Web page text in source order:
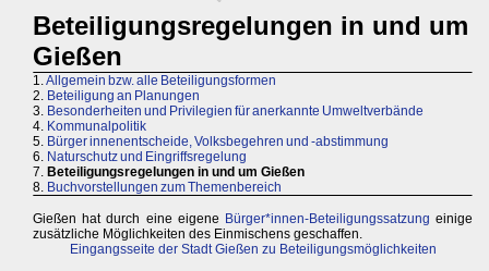
Beteiligungsregelungen in und um
Gießen
1.Allgemein bzw. alle Beteiligungsformen
2. Beteiligung an Planungen
3. Besonderheiten und Privilegien für anerkannte Umweltverbände
4. Kommunalpolitik
5. Bürger innenentscheide, Volksbegehren und -abstimmung
6. Naturschutz und Eingriffsregelung
7. Beteiligungsregelungen in und um Gießen
8. Buchvorstellungen zum Themenbereich
Gießen hat durch eine eigene Bürger*innen-Beteiligungssatzung einige
zusätzliche Möglichkeiten des Einmischens geschaffen.
Eingangsseite der Stadt Gießen zu Beteiligungsmöglichkeiten